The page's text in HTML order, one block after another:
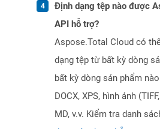
Định dạng tệp nào được
API hỗ trợ?
Aspose.Total Cloud có
dạng tệp từ bất kỳ dòng
bất kỳ dòng sản phẩm
DOCX, XPS, hình ảnh
MD, v.v. Kiểm tra danh